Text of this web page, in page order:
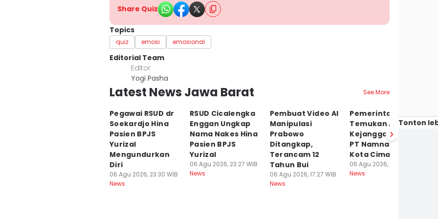
Share Quiz
Topics
quiz emosi emosional
Editorial Team
Editor
Yogi Pasha
Latest News Jawa Barat See More
Pegawai RSUD dr
Soekardjo Hina
Pasien BPJS
Yurizal
Mengundurkan
Diri
06 Agu 2026, 23:30 WIB
News
RSUD Cicalengka
Enggan Ungkap
Nama Nakes Hina
Pasien BPJS
Yurizal
06 Agu 2026, 23:27 WIB
News
Pembuat Video AI
Manipulasi
Prabowo
Ditangkap,
Terancam 12
Tahun Bui
06 Agu 2026, 17:27 WIB
News
Pemerintah
Temukan Adanya
Kejanggalan PHK
PT Namnam di
Kota Cimahi
06 Agu 2026, 17:24 WIB
News
Tonton